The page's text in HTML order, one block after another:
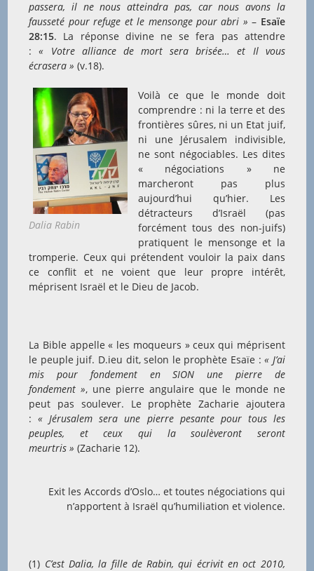
passera, il ne nous atteindra pas, car nous avons la
fausseté pour refuge et le mensonge pour abri » – Esaïe
28:15. La réponse divine ne se fera pas attendre
:« Votre alliance de mort sera brisée… et Il vous
écrasera » (v.18).
Dalia Rabin
Voilà ce que le monde doit
comprendre : ni la terre et des
frontières sûres, ni un Etat juif,
ni une Jérusalem indivisible,
ne sont négociables. Les dites
« négociations » ne
marcheront pas plus
aujourd’hui qu’hier. Les
détracteurs d’Israël (pas
forcément tous des non-juifs)
pratiquent le mensonge et la
tromperie. Ceux qui prétendent vouloir la paix dans
ce conflit et ne voient que leur propre intérêt,
méprisent Israël et le Dieu de Jacob.
La Bible appelle « les moqueurs » ceux qui méprisent
le peuple juif. D.ieu dit, selon le prophète Esaïe :« J’ai
mis pour fondement en SION une pierre de
fondement », une pierre angulaire que le monde ne
peut pas soulever. Le prophète Zacharie ajoutera
:« Jérusalem sera une pierre pesante pour tous les
peuples, et ceux qui la soulèveront seront
meurtris » (Zacharie 12).
Exit les Accords d’Oslo… et toutes négociations qui
n’apportent à Israël qu’humiliation et violence.
(1) C’est Dalia, la fille de Rabin, qui écrivit en oct 2010,